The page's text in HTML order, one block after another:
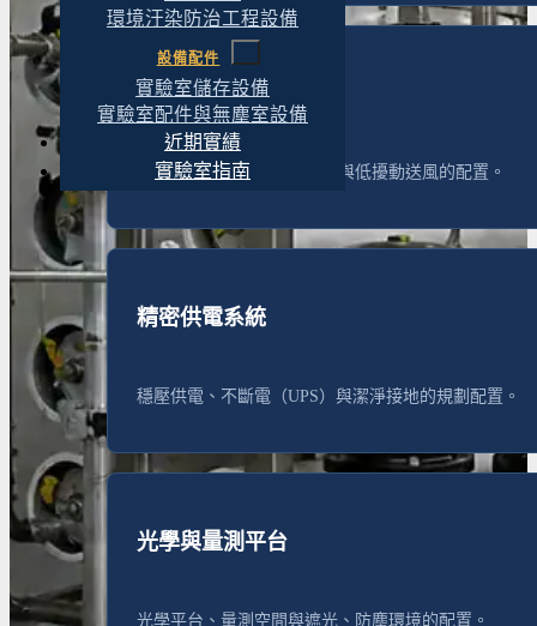
環境汙染防治工程設備
設備配件
實驗室儲存設備
實驗室配件與無塵室設備
近期實績
實驗室指南
電磁遮蔽與環控
電磁遮蔽、精密溫濕度控制與低擾動送風的配置。
精密供電系統
穩壓供電、不斷電（UPS）與潔淨接地的規劃配置。
光學與量測平台
光學平台、量測空間與遮光、防塵環境的配置。